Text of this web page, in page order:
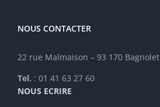
NOUS CONTACTER
22 rue Malmaison – 93 170 Bagnolet
Tel. : 01 41 63 27 60
NOUS ECRIRE